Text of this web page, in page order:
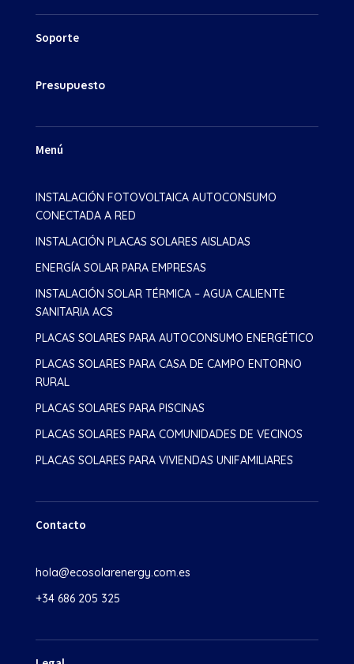
Soporte
Presupuesto
Menú
INSTALACIÓN FOTOVOLTAICA AUTOCONSUMO
CONECTADA A RED
INSTALACIÓN PLACAS SOLARES AISLADAS
ENERGÍA SOLAR PARA EMPRESAS
INSTALACIÓN SOLAR TÉRMICA – AGUA CALIENTE
SANITARIA ACS
PLACAS SOLARES PARA AUTOCONSUMO ENERGÉTICO
PLACAS SOLARES PARA CASA DE CAMPO ENTORNO
RURAL
PLACAS SOLARES PARA PISCINAS
PLACAS SOLARES PARA COMUNIDADES DE VECINOS
PLACAS SOLARES PARA VIVIENDAS UNIFAMILIARES
Contacto
hola@ecosolarenergy.com.es
+34 686 205 325